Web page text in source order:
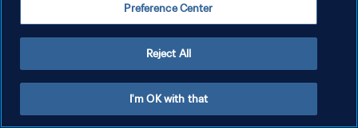
Preference Center
Reject All
I'm OK with that